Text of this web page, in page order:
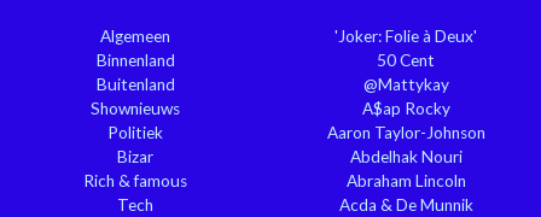
Algemeen
Binnenland
Buitenland
Shownieuws
Politiek
Bizar
Rich & famous
Tech
'Joker: Folie à Deux'
50 Cent
@Mattykay
A$ap Rocky
Aaron Taylor-Johnson
Abdelhak Nouri
Abraham Lincoln
Acda & De Munnik